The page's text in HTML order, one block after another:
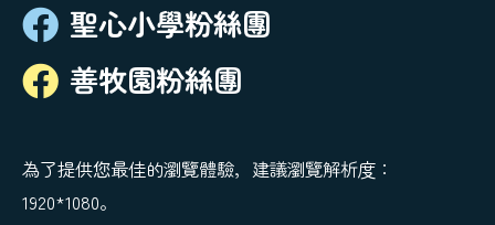
聖心小學粉絲團
善牧園粉絲團
為了提供您最佳的瀏覽體驗，建議瀏覽解析度：
1920*1080。